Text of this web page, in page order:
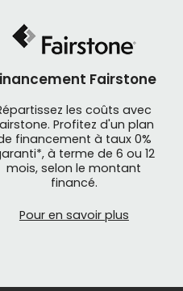
Fairstone
les coûts avec
Profitez d'un plan
financement à taux 0%
à terme de 6 ou 12
mois, selon le montant
financé.
Pour en savoir plus